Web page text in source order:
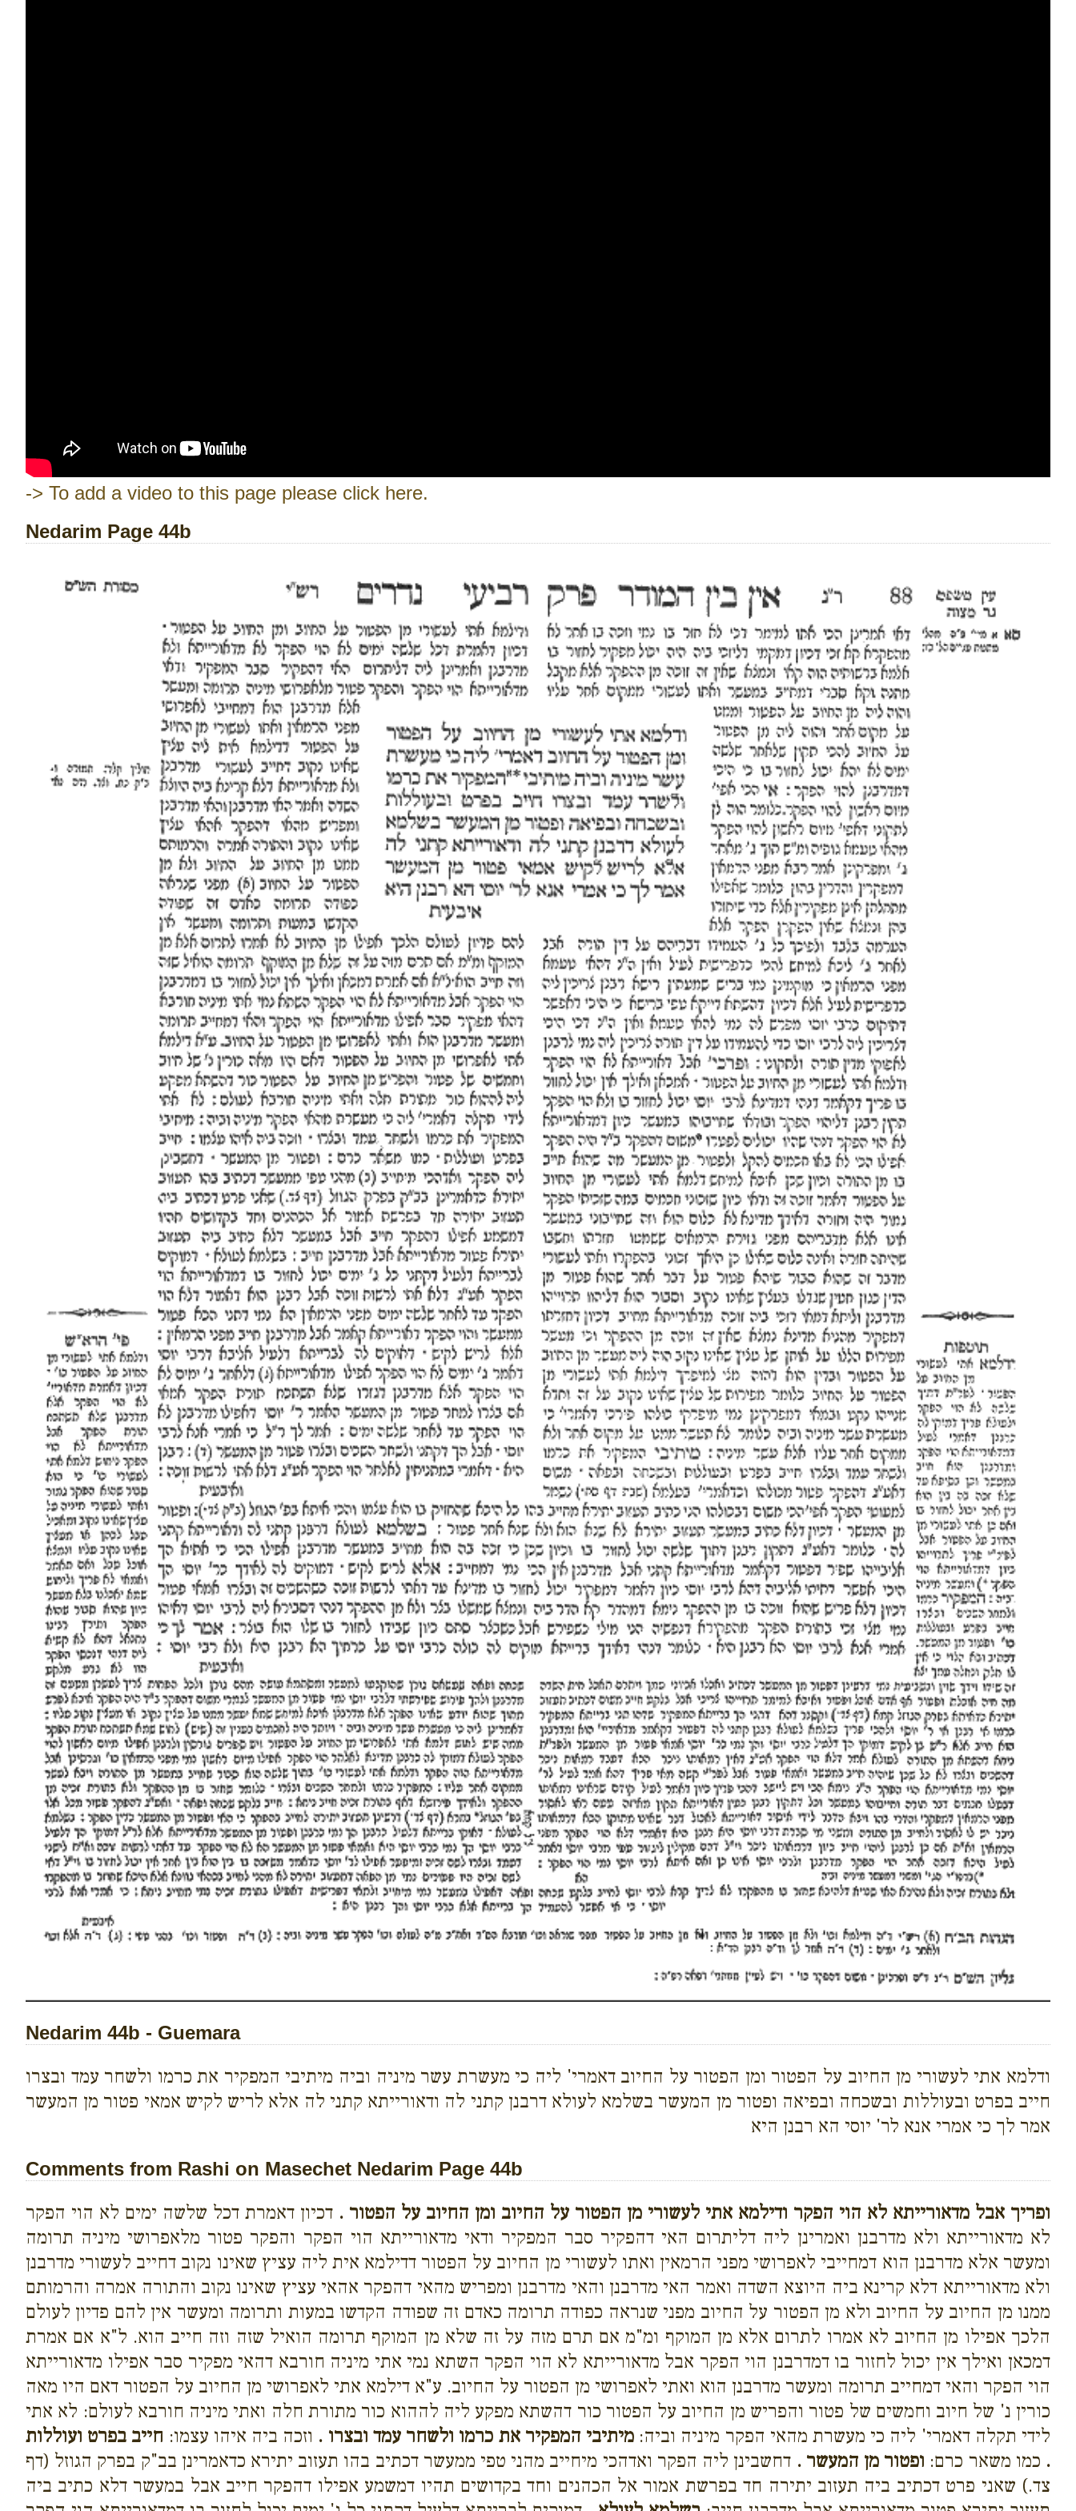
-> To add a video to this page please click here.
Nedarim Page 44b
Nedarim 44b - Guemara
ודלמא אתי לעשורי מן החיוב על הפטור ומן הפטור על החיוב דאמרי' ליה כי מעשרת עשר מיניה וביה מיתיבי המפקיר את כרמו ולשחר עמד ובצרו
חייב בפרט ובעוללות ובשכחה ובפיאה ופטור מן המעשר בשלמא לעולא דרבנן קתני לה ודאורייתא קתני לה אלא לריש לקיש אמאי פטור מן המעשר
אמר לך כי אמרי אנא לר' יוסי הא רבנן היא
Comments from Rashi on Masechet Nedarim Page 44b
ופריך אבל מדאורייתא לא הוי הפקר ודילמא אתי לעשורי מן הפטור על החיוב ומן החיוב על הפטור . דכיון דאמרת דכל שלשה ימים לא הוי הפקר
לא מדאורייתא ולא מדרבנן ואמרינן ליה דליתרום האי דהפקיר סבר המפקיר ודאי מדאורייתא הוי הפקר והפקר פטור מלאפרושי מיניה תרומה
ומעשר אלא מדרבנן הוא דמחייבי לאפרושי מפני הרמאין ואתו לעשורי מן החיוב על הפטור דדילמא אית ליה עציץ שאינו נקוב דחייב לעשורי מדרבנן
ולא מדאורייתא דלא קרינא ביה היוצא השדה ואמר האי מדרבנן והאי מדרבנן ומפריש מהאי דהפקר אהאי עציץ שאינו נקוב והתורה אמרה והרמותם
ממנו מן החיוב על החיוב ולא מן הפטור על החיוב מפני שנראה כפודה תרומה כאדם זה שפודה הקדשו במעות ותרומה ומעשר אין להם פדיון לעולם
הלכך אפילו מן החיוב לא אמרו לתרום אלא מן המוקף ומ"מ אם תרם מזה על זה שלא מן המוקף תרומה הואיל שזה וזה חייב הוא. ל"א אם אמרת
דמכאן ואילך אין יכול לחזור בו דמדרבנן הוי הפקר אבל מדאורייתא לא הוי הפקר השתא נמי אתי מיניה חורבא דהאי מפקיר סבר אפילו מדאורייתא
הוי הפקר והאי דמחייב תרומה ומעשר מדרבנן הוא ואתי לאפרושי מן הפטור על החיוב. ע"א דילמא אתי לאפרושי מן החיוב על הפטור דאם היו מאה
כורין נ' של חיוב וחמשים של פטור והפריש מן החיוב על הפטור כור דהשתא מפקע ליה לההוא כור מתורת חלה ואתי מיניה חורבא לעולם: לא אתי
לידי תקלה דאמרי' ליה כי מעשרת מהאי הפקר מיניה וביה:מיתיבי המפקיר את כרמו ולשחר עמד ובצרו . וזכה ביה איהו עצמו: חייב בפרט ועוללות
. כמו משאר כרם: ופטור מן המעשר . דחשבינן ליה הפקר ואדהכי מיחייב מהני טפי ממעשר דכתיב בהו תעזוב יתירא כדאמרינן בב"ק בפרק הגוזל (דף
צד.) שאני פרט דכתיב ביה תעזוב יתירה חד בפרשת אמור אל הכהנים וחד בקדושים תהיו דמשמע אפילו דהפקר חייב אבל במעשר דלא כתיב ביה